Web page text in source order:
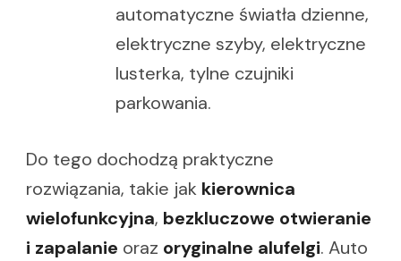
automatyczne światła dzienne,
elektryczne szyby, elektryczne
lusterka, tylne czujniki
parkowania.
Do tego dochodzą praktyczne
rozwiązania, takie jak kierownica
wielofunkcyjna, bezkluczowe otwieranie
i zapalanie oraz oryginalne alufelgi. Auto